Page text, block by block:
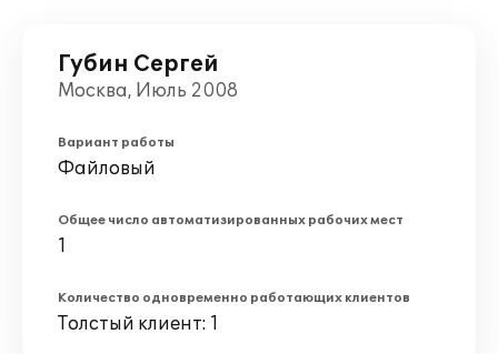
Губин Сергей
Москва, Июль 2008
Вариант работы
Файловый
Общее число автоматизированных рабочих мест
1
Количество одновременно работающих клиентов
Толстый клиент: 1